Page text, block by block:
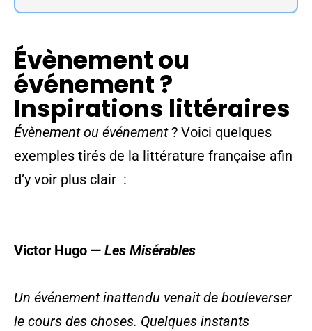
Évènement ou
événement ?
Inspirations littéraires
Évènement ou événement? Voici quelques
exemples tirés de la littérature française afin
d’y voir plus clair :
Victor Hugo — Les Misérables
Un événement inattendu venait de bouleverser
le cours des choses. Quelques instants